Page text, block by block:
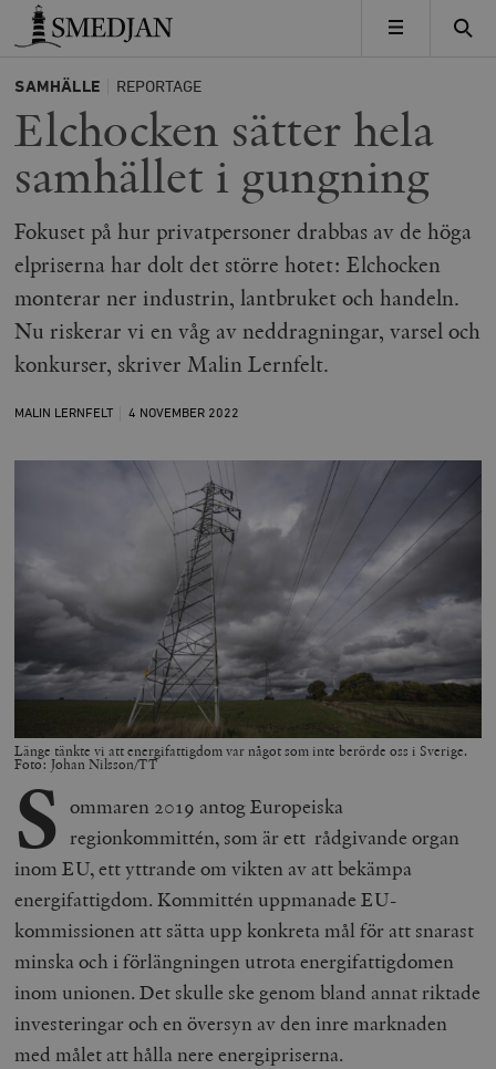
Timbro
MENY
SAMHÄLLE REPORTAGE
Elchocken sätter hela
samhället i gungning
Fokuset på hur privatpersoner drabbas av de höga
elpriserna har dolt det större hotet: Elchocken
monterar ner industrin, lantbruket och handeln.
Nu riskerar vi en våg av neddragningar, varsel och
konkurser, skriver Malin Lernfelt.
MALIN LERNFELT 4 NOVEMBER 2022
Länge tänkte vi att energifattigdom var något som inte berörde oss i Sverige.
Foto: Johan Nilsson/TT
S ommaren 2019 antog Europeiska
regionkommittén, som är ett rådgivande organ
inom EU, ett yttrande om vikten av att bekämpa
energifattigdom. Kommittén uppmanade EU-
kommissionen att sätta upp konkreta mål för att snarast
minska och i förlängningen utrota energifattigdomen
inom unionen. Det skulle ske genom bland annat riktade
investeringar och en översyn av den inre marknaden
med målet att hålla nere energipriserna.